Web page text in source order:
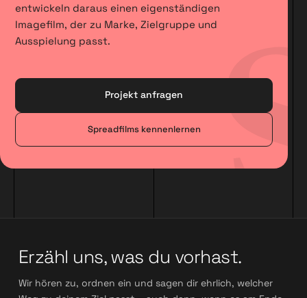
entwickeln daraus einen eigenständigen
Imagefilm, der zu Marke, Zielgruppe und
Ausspielung passt.
Projekt anfragen
Spreadfilms kennenlernen
Erzähl uns, was du vorhast.
Wir hören zu, ordnen ein und sagen dir ehrlich, welcher